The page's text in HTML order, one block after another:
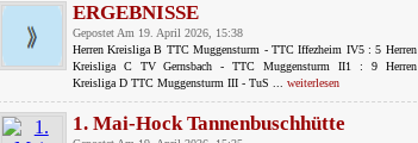
ERGEBNISSE
Gepostet Am 19. April 2026, 15:38
Herren Kreisliga B TTC Muggensturm - TTC Iffezheim IV5 : 5 Herren
Kreisliga C TV Gernsbach - TTC Muggensturm II1 : 9 Herren
Kreisliga D TTC Muggensturm III - TuS ... weiterlesen
1. Mai-Hock Tannenbuschhütte